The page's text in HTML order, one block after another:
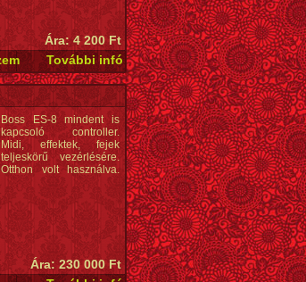
Ára: 4 200 Ft
Boss ES-8 mindent is
kapcsoló controller.
Midi, effektek, fejek
teljeskörű vezérlésére.
Otthon volt használva.
Ára: 230 000 Ft